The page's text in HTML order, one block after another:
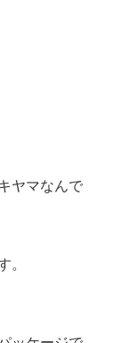
ヤマなんで